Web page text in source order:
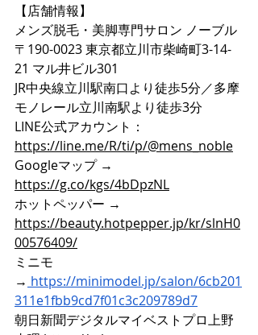
【店舗情報】
メンズ脱毛・美脚専門サロン ノーブル
〒190-0023 東京都立川市柴崎町3-14-
21 マル井ビル301
JR中央線立川駅南口より徒歩5分／多摩
モノレール立川南駅より徒歩3分
LINE公式アカウント：
https://line.me/R/ti/p/@mens_noble
Googleマップ →
https://g.co/kgs/4bDpzNL
ホットペッパー →
https://beauty.hotpepper.jp/kr/slnH0
00576409/
ミニモ
→ https://minimodel.jp/salon/6cb201
311e1fbb9cd7f01c3c209789d7
朝日新聞デジタルマイベストプロ上野